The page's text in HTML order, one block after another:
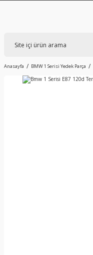
Anasayfa BMW 1 Serisi Yedek Parça